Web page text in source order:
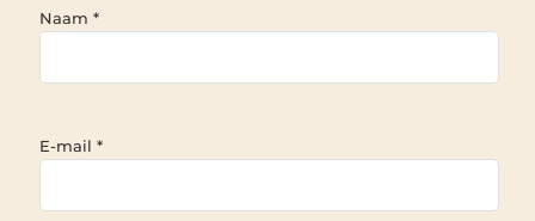
Naam *
E-mail *